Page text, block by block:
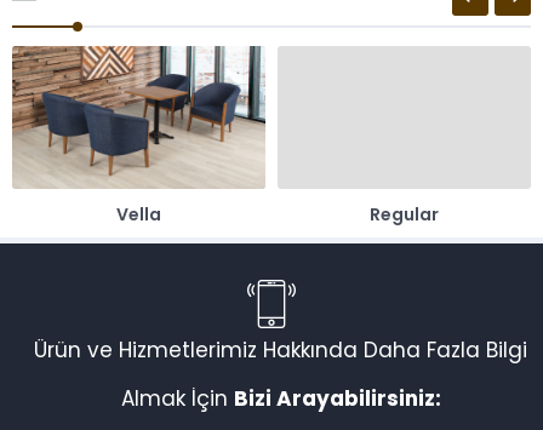
Vella Regular
Ürün ve Hizmetlerimiz Hakkında Daha Fazla Bilgi
Almak İçin Bizi Arayabilirsiniz: